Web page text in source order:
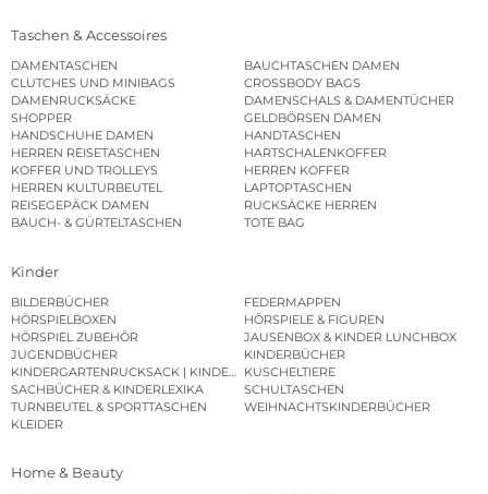
Taschen & Accessoires
DAMENTASCHEN
BAUCHTASCHEN DAMEN
CLUTCHES UND MINIBAGS
CROSSBODY BAGS
DAMENRUCKSÄCKE
DAMENSCHALS & DAMENTÜCHER
SHOPPER
GELDBÖRSEN DAMEN
HANDSCHUHE DAMEN
HANDTASCHEN
HERREN REISETASCHEN
HARTSCHALENKOFFER
KOFFER UND TROLLEYS
HERREN KOFFER
HERREN KULTURBEUTEL
LAPTOPTASCHEN
REISEGEPÄCK DAMEN
RUCKSÄCKE HERREN
BAUCH- & GÜRTELTASCHEN
TOTE BAG
Kinder
BILDERBÜCHER
FEDERMAPPEN
HÖRSPIELBOXEN
HÖRSPIELE & FIGUREN
HÖRSPIEL ZUBEHÖR
JAUSENBOX & KINDER LUNCHBOX
JUGENDBÜCHER
KINDERBÜCHER
KINDERGARTENRUCKSACK | KINDERGARTENBEUTEL
KUSCHELTIERE
SACHBÜCHER & KINDERLEXIKA
SCHULTASCHEN
TURNBEUTEL & SPORTTASCHEN
WEIHNACHTSKINDERBÜCHER
KLEIDER
Home & Beauty